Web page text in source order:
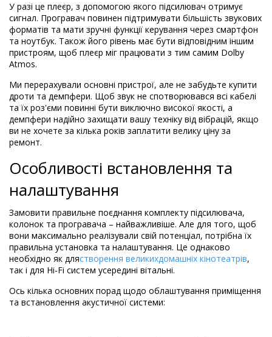
У разі це плеєр, з допомогою якого підсилювач отримує
сигнал. Програвач повинен підтримувати більшість звукових
форматів та мати зручні функції керування через смартфон
та ноутбук. Також його рівень має бути відповідним іншим
пристроям, щоб плеєр міг працювати з тим самим Dolby
Atmos.
Ми перерахували основні пристрої, але не забудьте купити
дроти та демпфери. Щоб звук не спотворювався всі кабелі
та їх роз'єми повинні бути виключно високої якості, а
демпфери надійно захищати вашу техніку від вібрацій, якщо
ви не хочете за кілька років заплатити велику ціну за
ремонт.
Особливості встановлення та
налаштування
Замовити правильне поєднання комплекту підсилювача,
колонок та програвача – найважливіше. Але для того, щоб
вони максимально реалізували свій потенціал, потрібна їх
правильна установка та налаштування. Це однаково
необхідно як длястворення великихдомашніх кінотеатрів,
так і для Hi-Fi систем усередині вітальні.
Ось кілька основних порад щодо облаштування приміщення
та встановлення акустичної системи: